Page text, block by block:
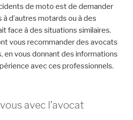
de moto est de demander
d’autres motards ou à des
face à des situations similaires.
vous recommander des avocats
vous donnant des informations
avec ces professionnels.
avec l’avocat